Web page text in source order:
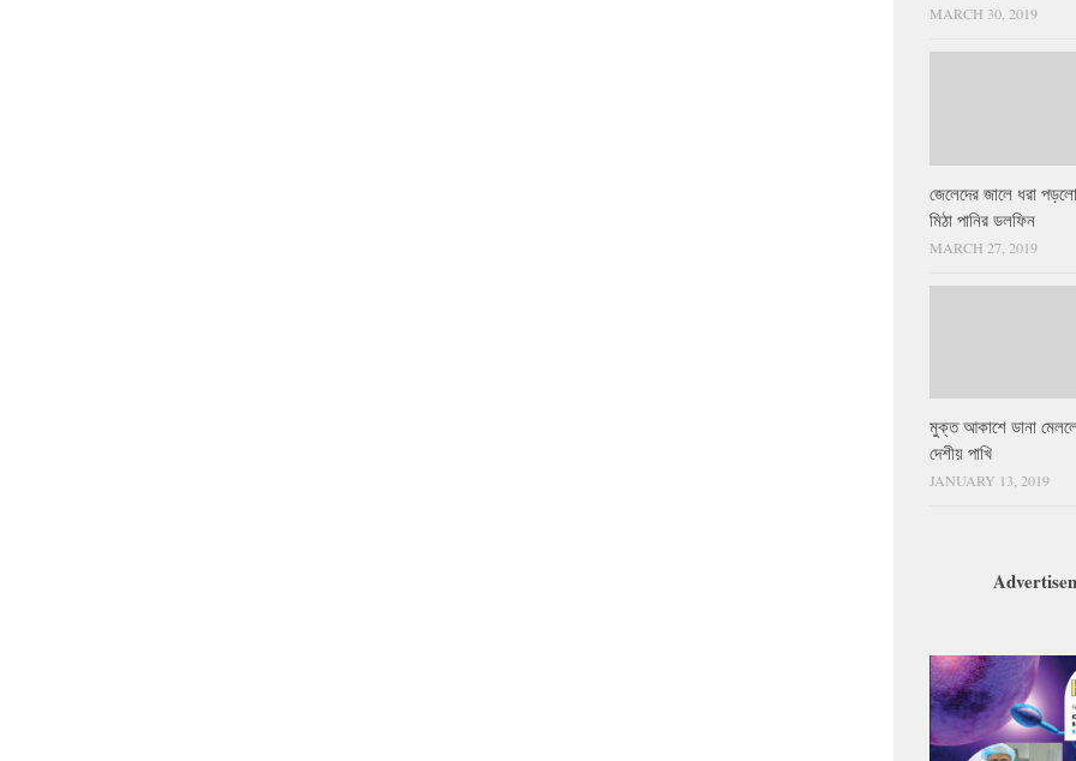
MARCH 30, 2019
জেলেদের জালে ধরা
মিঠা পানির ডলফিন
MARCH 27, 2019
মুক্ত আকাশে ডানা
দেশীয় পাখি
JANUARY 13, 2019